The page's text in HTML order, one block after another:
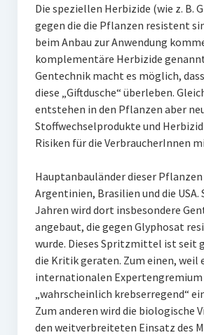
Die speziellen Herbizide (wie z. B.
gegen die die Pflanzen resistent
beim Anbau zur Anwendung
komplementäre Herbizide
Gentechnik macht es möglich,
diese „Giftdusche“ überleben.
entstehen in den Pflanzen aber
Stoffwechselprodukte und
Risiken für die VerbraucherInnen
Hauptanbauländer dieser Pflanzen
Argentinien, Brasilien und die USA.
Jahren wird dort insbesondere
angebaut, die gegen Glyphosat
wurde. Dieses Spritzmittel ist seit
die Kritik geraten. Zum einen, weil
internationalen Expertengremium
„wahrscheinlich krebserregend“
Zum anderen wird die biologische
den weitverbreiteten Einsatz des